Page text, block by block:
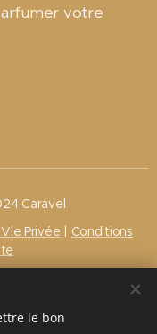
votre
Caravel
Privée
Conditions
le bon